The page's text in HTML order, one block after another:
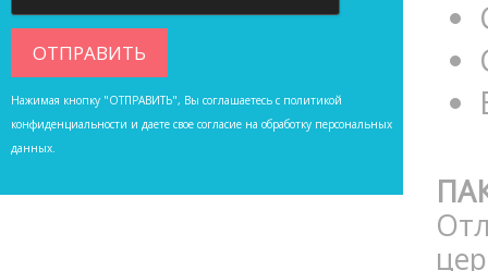
Нажимая кнопку "ОТПРАВИТЬ", Вы соглашаетесь с политикой
конфиденциальности и даете свое согласие на обработку персональных
данных.